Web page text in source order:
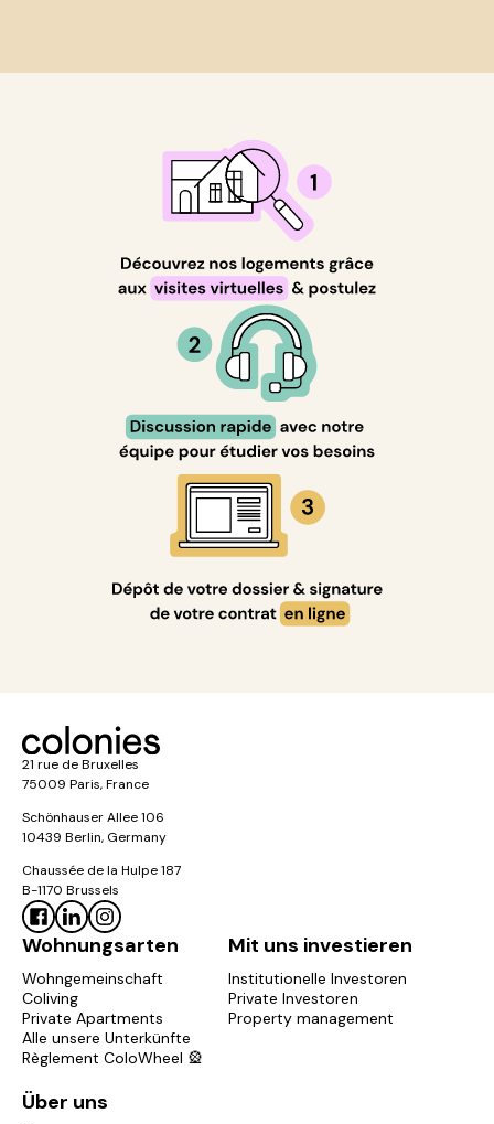
21 rue de Bruxelles
75009 Paris, France
Schönhauser Allee 106
10439 Berlin, Germany
Chaussée de la Hulpe 187
B-1170 Brussels
Wohnungsarten
Wohngemeinschaft
Coliving
Private Apartments
Alle unsere Unterkünfte
Règlement ColoWheel 🎡
Mit uns investieren
Institutionelle Investoren
Private Investoren
Property management
Über uns